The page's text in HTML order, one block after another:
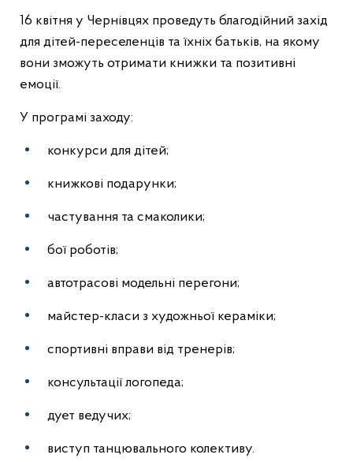
16 квітня у Чернівцях проведуть благодійний захід
для дітей-переселенців та їхніх батьків, на якому
вони зможуть отримати книжки та позитивні
емоції.
У програмі заходу:
конкурси для дітей;
книжкові подарунки;
частування та смаколики;
бої роботів;
автотрасові модельні перегони;
майстер-класи з художньої кераміки;
спортивні вправи від тренерів;
консультації логопеда;
дует ведучих;
виступ танцювального колективу.